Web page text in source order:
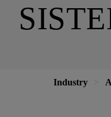
Industry